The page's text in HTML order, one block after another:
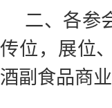
二、各参
传位，展位
酒副食品商